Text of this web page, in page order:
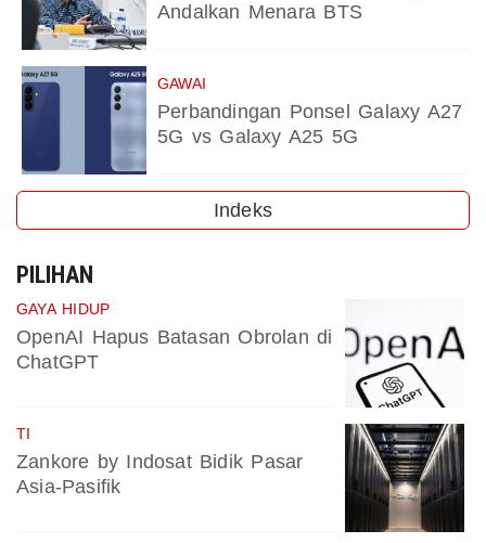
Andalkan Menara BTS
GAWAI
Perbandingan Ponsel Galaxy A27
5G vs Galaxy A25 5G
Indeks
PILIHAN
GAYA HIDUP
OpenAI Hapus Batasan Obrolan di
ChatGPT
TI
Zankore by Indosat Bidik Pasar
Asia-Pasifik